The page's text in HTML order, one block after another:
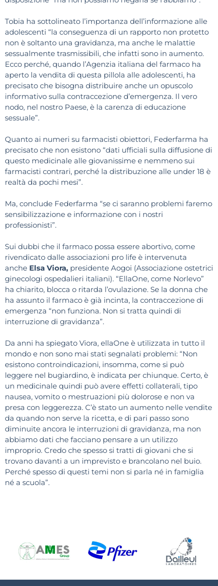
Tobia ha sottolineato l’importanza dell’informazione alle
adolescenti “la conseguenza di un rapporto non protetto
non è soltanto una gravidanza, ma anche le malattie
sessualmente trasmissibili, che infatti sono in aumento.
Ecco perché, quando l’Agenzia italiana del farmaco ha
aperto la vendita di questa pillola alle adolescenti, ha
precisato che bisogna distribuire anche un opuscolo
informativo sulla contraccezione d’emergenza. Il vero
nodo, nel nostro Paese, è la carenza di educazione
sessuale”.
Quanto ai numeri su farmacisti obiettori, Federfarma ha
precisato che non esistono “dati ufficiali sulla diffusione di
questo medicinale alle giovanissime e nemmeno sui
farmacisti contrari, perché la distribuzione alle under 18 è
realtà da pochi mesi”.
Ma, conclude Federfarma “se ci saranno problemi faremo
sensibilizzazione e informazione con i nostri
professionisti”.
Sui dubbi che il farmaco possa essere abortivo, come
rivendicato dalle associazioni pro life è intervenuta
anche Elsa Viora, presidente Aogoi (Associazione ostetrici
ginecologi ospedalieri italiani). “EllaOne, come Norlevo”
ha chiarito, blocca o ritarda l’ovulazione. Se la donna che
ha assunto il farmaco è già incinta, la contraccezione di
emergenza “non funziona. Non si tratta quindi di
interruzione di gravidanza”.
Da anni ha spiegato Viora, ellaOne è utilizzata in tutto il
mondo e non sono mai stati segnalati problemi: “Non
esistono controindicazioni, insomma, come si può
leggere nel bugiardino, è indicata per chiunque. Certo, è
un medicinale quindi può avere effetti collaterali, tipo
nausea, vomito o mestruazioni più dolorose e non va
presa con leggerezza. C’è stato un aumento nelle vendite
da quando non serve la ricetta, e di pari passo sono
diminuite ancora le interruzioni di gravidanza, ma non
abbiamo dati che facciano pensare a un utilizzo
improprio. Credo che spesso si tratti di giovani che si
trovano davanti a un imprevisto e brancolano nel buio.
Perché spesso di questi temi non si parla né in famiglia
né a scuola”.